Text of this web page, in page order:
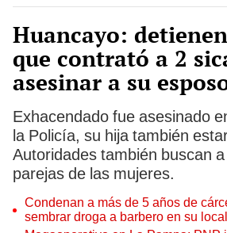
Huancayo:
que contrató a 2
asesinar a su
Exhacendado fue asesinado
la Policía, su hija también
Autoridades también buscan
parejas de las mujeres.
Condenan a más de 5 años de
sembrar droga a barbero en su